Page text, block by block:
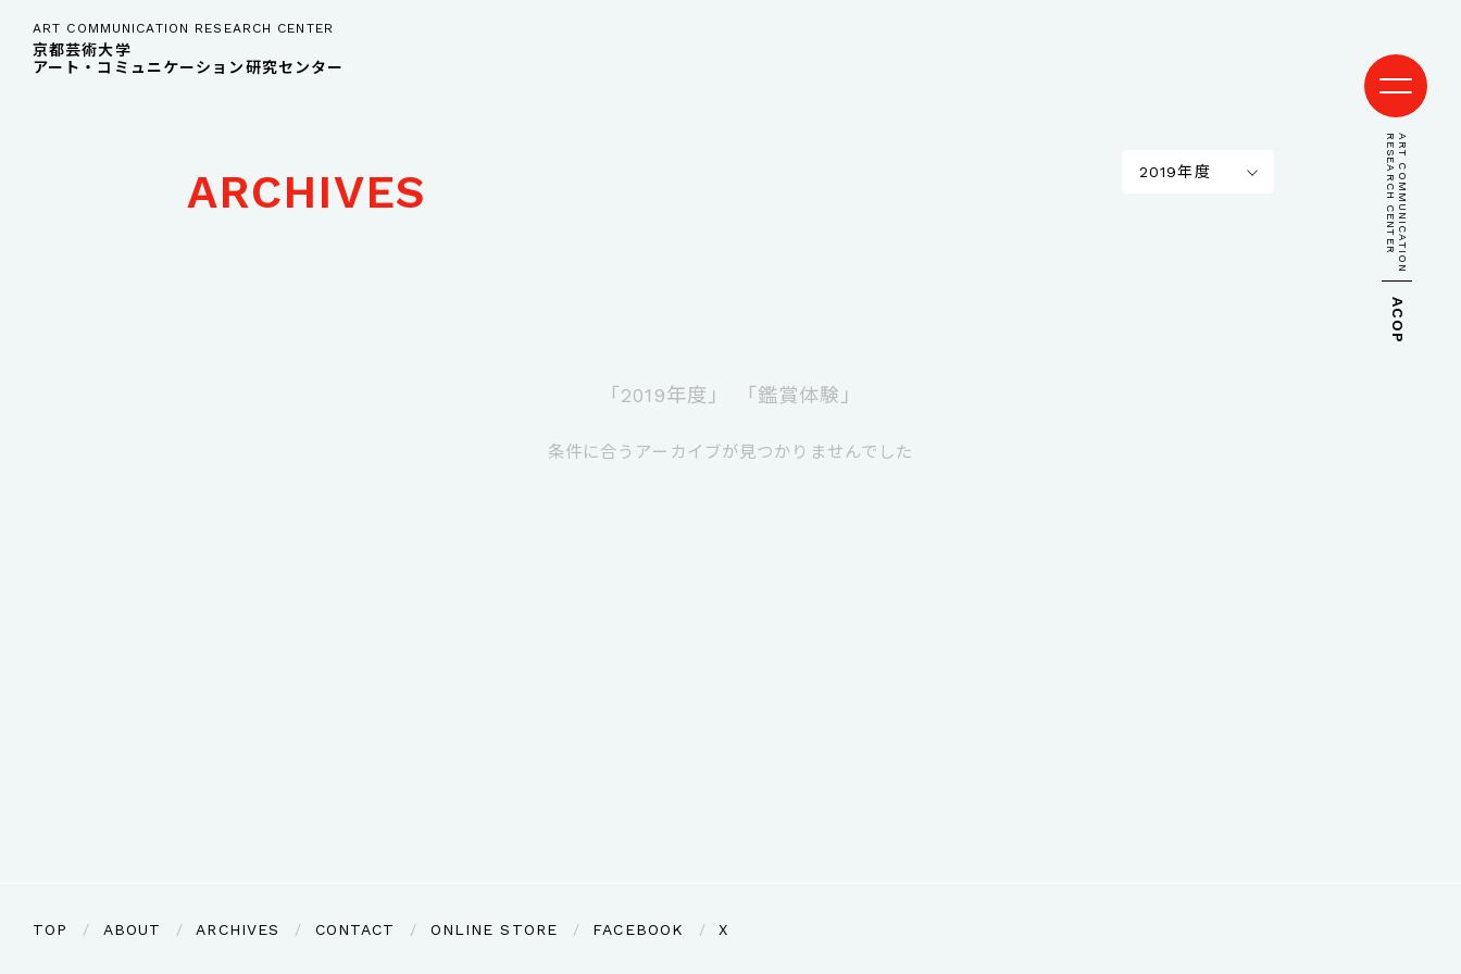
ART COMMUNICATION
RESEARCH CENTER
ACOP
ART COMMUNICATION RESEARCH CENTER
京都芸術大学
アート・コミュニケーション研究センター
ARCHIVES 2019年度
「2019年度」 「鑑賞体験」
条件に合うアーカイブが見つかりませんでした
TOP ABOUT ARCHIVES CONTACT ONLINE STORE FACEBOOK X